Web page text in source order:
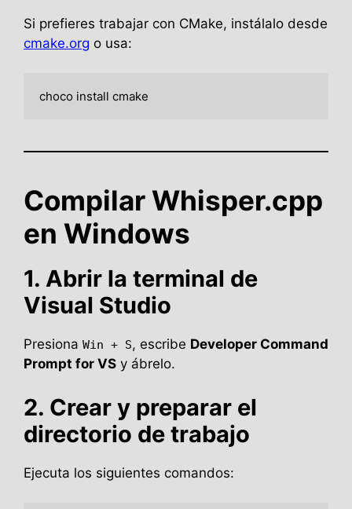
Si prefieres trabajar con CMake, instálalo desde
cmake.org o usa:
Compilar Whisper.cpp
en Windows
1. Abrir la terminal de
Visual Studio
Presiona Win + S, escribe Developer Command
Prompt for VS y ábrelo.
2. Crear y preparar el
directorio de trabajo
Ejecuta los siguientes comandos: